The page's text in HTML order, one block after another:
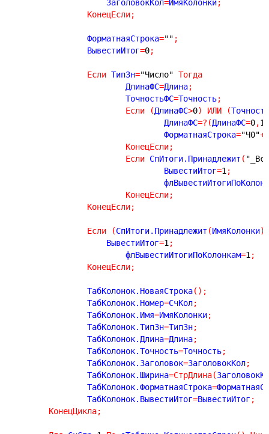
		    ЗаголовокКол
=ИмяКолонки;
КонецЕсли;
		ФорматнаяСтрока
="" ;
		ВывестиИтог
=0;
Если ТипЗн="Число" Тогда
			ДлинаФС
=Длина;
			ТочностьФС
=Точность;
Если
(ДлинаФС>0) ИЛИ (
				ДлинаФС
=? (ДлинаФС=0,
				ФорматнаяСтрока
="Ч0"+
КонецЕсли;
Если СпИтоги.Принадлежит (
				ВывестиИтог
=1 ;
КонецЕсли;
КонецЕсли;
Если (СпИтоги.Принадлежит (ИмяКолонки)
		    ВывестиИтог
=1 ;
			флВывестиИтогиПоКолонкам
=1 ;
КонецЕсли;
		ТабКолонок.НоваяСтрока
( ) ;
		ТабКолонок.Номер
=СчКол;
		ТабКолонок.Имя
=ИмяКолонки;
		ТабКолонок.ТипЗн
=ТипЗн;
		ТабКолонок.Длина
=Длина;
		ТабКолонок.Точность
=Точность;
		ТабКолонок.Заголовок
=ЗаголовокКол;
		ТабКолонок.Ширина
=СтрДлина(
		ТабКолонок.ФорматнаяСтрока
=
		ТабКолонок.ВывестиИтог
=ВывестиИтог ;
КонецЦикла;